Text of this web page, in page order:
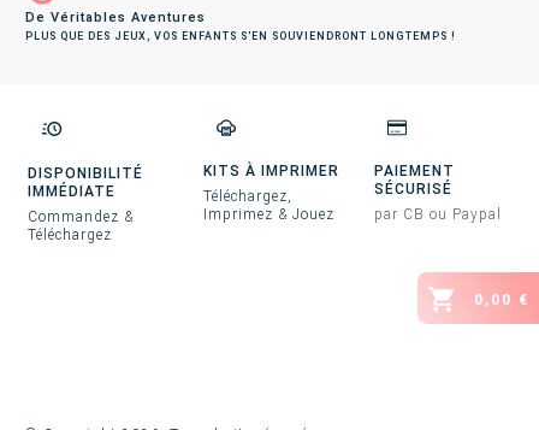
De Véritables Aventures
PLUS QUE DES JEUX, VOS ENFANTS S'EN SOUVIENDRONT LONGTEMPS !
DISPONIBILITÉ
IMMÉDIATE
Commandez &
Téléchargez
KITS À IMPRIMER
Téléchargez,
Imprimez & Jouez
PAIEMENT
SÉCURISÉ
par CB ou Paypal
0,00 €